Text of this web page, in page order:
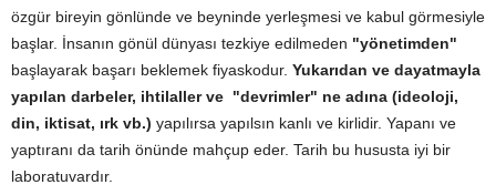
özgür bireyin gönlünde ve beyninde yerleşmesi ve kabul görmesiyle
başlar. İnsanın gönül dünyası tezkiye edilmeden "yönetimden"
başlayarak başarı beklemek fiyaskodur. Yukarıdan ve dayatmayla
yapılan darbeler, ihtilaller ve "devrimler" ne adına (ideoloji,
din, iktisat, ırk vb.) yapılırsa yapılsın kanlı ve kirlidir. Yapanı ve
yaptıranı da tarih önünde mahçup eder. Tarih bu hususta iyi bir
laboratuvardır.